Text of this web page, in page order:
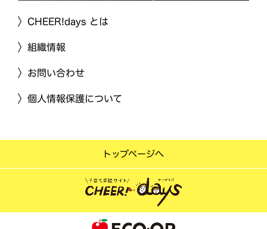
CHEER!days とは
組織情報
お問い合わせ
個人情報保護について
トップページへ